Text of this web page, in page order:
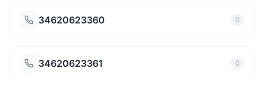
34620623360 0
34620623361 0